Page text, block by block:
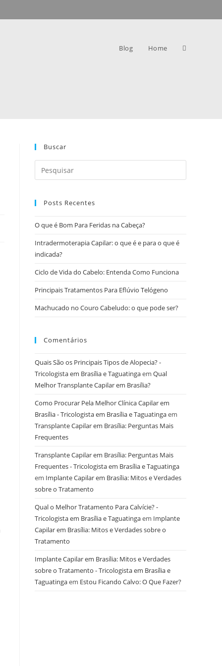
Blog Home
Buscar
Posts Recentes
O que é Bom Para Feridas na Cabeça?
Intradermoterapia Capilar: o que é e para o que é
indicada?
Ciclo de Vida do Cabelo: Entenda Como Funciona
Principais Tratamentos Para Eflúvio Telógeno
Machucado no Couro Cabeludo: o que pode ser?
Comentários
Quais São os Principais Tipos de Alopecia? -
Tricologista em Brasília e Taguatingaem Qual
Melhor Transplante Capilar em Brasília?
Como Procurar Pela Melhor Clínica Capilar em
Brasília - Tricologista em Brasília e Taguatingaem
Transplante Capilar em Brasília: Perguntas Mais
Frequentes
Transplante Capilar em Brasília: Perguntas Mais
Frequentes - Tricologista em Brasília e Taguatinga
em Implante Capilar em Brasília: Mitos e Verdades
sobre o Tratamento
Qual o Melhor Tratamento Para Calvície? -
Tricologista em Brasília e Taguatingaem Implante
Capilar em Brasília: Mitos e Verdades sobre o
Tratamento
Implante Capilar em Brasília: Mitos e Verdades
sobre o Tratamento - Tricologista em Brasília e
Taguatingaem Estou Ficando Calvo: O Que Fazer?